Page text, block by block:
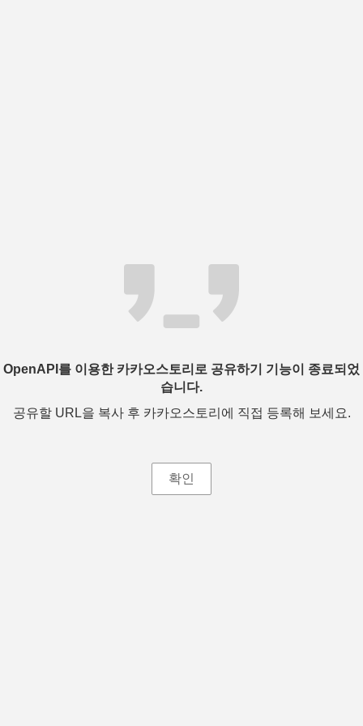
OpenAPI를 이용한 카카오스토리로 공유하기 기능이 종료되었
습니다.
공유할 URL을 복사 후 카카오스토리에 직접 등록해 보세요.
확인